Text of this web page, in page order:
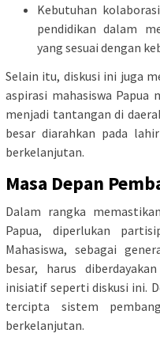
Kebutuhan
pendidikan dalam
yang sesuai dengan
Selain itu, diskusi ini juga
aspirasi mahasiswa Papua
menjadi tantangan di
besar diarahkan pada
berkelanjutan.
Masa Depan
Dalam rangka
Papua, diperlukan
Mahasiswa, sebagai
besar, harus
inisiatif seperti diskusi ini.
tercipta sistem
berkelanjutan.